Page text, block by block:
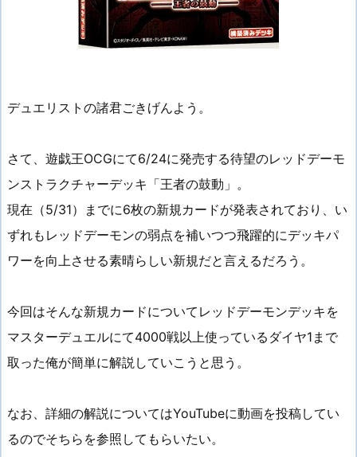
デュエリストの諸君ごきげんよう。
さて、遊戯王OCGにて6/24に発売する待望のレッドデーモ
ンストラクチャーデッキ「王者の鼓動」。
現在（5/31）までに6枚の新規カードが発表されており、い
ずれもレッドデーモンの弱点を補いつつ飛躍的にデッキパ
ワーを向上させる素晴らしい新規だと言えるだろう。
今回はそんな新規カードについてレッドデーモンデッキを
マスターデュエルにて4000戦以上使っているダイヤ1まで
取った俺が簡単に解説していこうと思う。
なお、詳細の解説についてはYouTubeに動画を投稿してい
るのでそちらを参照してもらいたい。